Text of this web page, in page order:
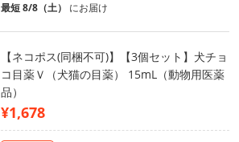
最短 8/8（土） にお届け
【ネコポス(同梱不可)】【3個セット】犬チョ
コ目薬Ｖ（犬猫の目薬） 15mL（動物用医薬
品）
¥1,678